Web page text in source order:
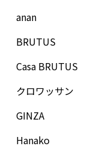
anan
BRUTUS
Casa BRUTUS
クロワッサン
GINZA
Hanako